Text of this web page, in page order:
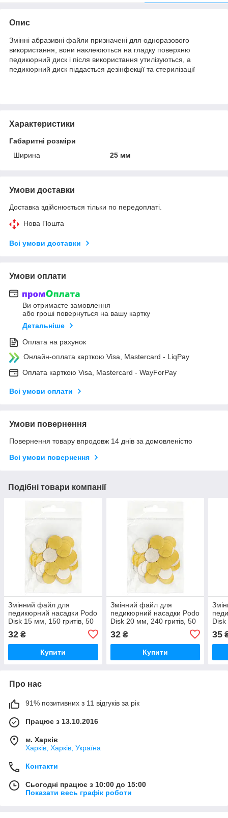
Опис
Змінні абразивні файли призначені для одноразового
використання, вони наклеюються на гладку поверхню
педикюрний диск і після використання утилізуються, а
педикюрний диск піддається дезінфекції та стерилізації
Характеристики
Габаритні розміри
Ширина
25 мм
Умови доставки
Доставка здійснюється тільки по передоплаті.
Нова Пошта
Всі умови доставки
Умови оплати
Ви отримаєте замовлення
або гроші повернуться на вашу картку
Детальніше
Оплата на рахунок
Онлайн-оплата карткою Visa, Mastercard - LiqPay
Оплата карткою Visa, Mastercard - WayForPay
Всі умови оплати
Умови повернення
Повернення товару впродовж 14 днів за домовленістю
Всі умови повернення
Подібні товари компанії
Змінний файл для
педикюрний насадки Podo
Disk 15 мм, 150 гритів, 50
32 ₴
Купити
Змінний файл для
педикюрний насадки Podo
Disk 20 мм, 240 гритів, 50
32₴
Купити
Disk
35
Про нас
91% позитивних з 11 відгуків за рік
Працює з 13.10.2016
м. Харків
Харків, Харків, Україна
Контакти
Сьогодні працює з 10:00 до 15:00
Показати весь графік роботи